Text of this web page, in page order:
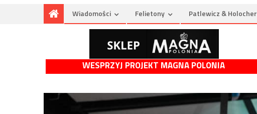
Wiadomości Felietony Patlewicz & Holocher
WESPRZYJ PROJEKT MAGNA POLONIA